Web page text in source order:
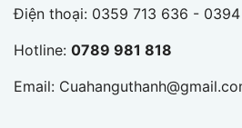
Điện thoại: 0359 713 636 -
Hotline: 0789 981 818
Email: